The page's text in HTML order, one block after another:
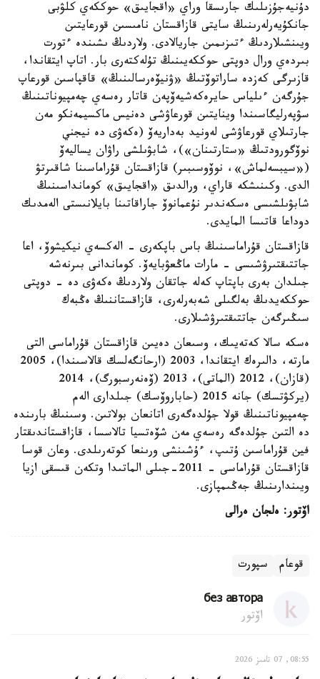
دۇنيەجۇزىلىك جارىسقا وراي «اقجايىق» حوككەي كلۋبى
جانكۇيەرلەرىنىڭ سايتى قازاقستان نامىسىن قورعايتىن
ويىنشىلاردىڭ ءتىزىمىن جاريالادى. ولاردىڭ ىشىندە ءتورت
بىردەي ورال دوپتى حوككەيىنىڭ تۇلەكتەرى بار. اتاپ ايتقاندا،
قازىرگى كەزدە ساراتوۆتىڭ «ۋنيۆەرسالىنىڭ» قاقپاسىن قورعاپ
جۇرگەن ءىلياس حايرەكەشيەۆپەن قاتار رەسەي چەمپيوناتىنىڭ
سۋپەرليگاسىندا وينايتىن قورعاۋشى دەنيس ماكسيمەنكو مەن
جارتىلاي قورعاۋشى لەونيد بەداريەۆ (ەكەۋى دە نيجني
نوۆگورودتىڭ «ستارتىنان»)، شابۋىلشى راۋان يساليەۆ
(«سيبسەلماش»، نوۆوسىبىر) قازاقستان قۇراماسىنا شاقىرتۋ
الدى. وكىنىشكە قاراي، ورالدىق «اقجايىق» كومانداسىنىڭ
شابۋىلشىسى ەسكەندىر نۇعمانوۆ جاراقاتىنا بايلانىستى الەمدىك
دوداعا قاتىسا المايدى.
قازاقستان قۇراماسىنىڭ باس باپكەرى - الەكسەي نيكيشوۆ، اعا
جاتتىقتىرۋشىسى - مارات ماڭعۋبايەۆ. كوماندانى بىرنەشە
جىلدان بەرى باپتاپ كەلە جاتقان ولاردىڭ ەكەۋى دە - دوپتى
حوككەيدىڭ بەلگىلى شەبەرلەرى، قازاقستاننىڭ ەڭبەك
سىڭىرگەن جاتتىقتىرۋشىلارى.
ەسكە سالا كەتەيىك، وسىعان دەيىن قازاقستان قۇراماسى التى
مارتە، دالىرەك ايتقاندا، 2003 (ارحانگەلسك قالاسىندا)، 2005
(قازان)، 2012 (الماتى)، 2013 (ۆەنەرسبورگ)، 2014
(يركۋتسك) جانە 2015 (حاباروۆسك) جىلدارى الەم
چەمپيوناتىنىڭ قولا جۇلدەگەرى اتانعان بولاتىن. وسىنىڭ بارىندە
دە التىن جۇلدەگە رەسەي مەن شۆەتسيا تالاسسا، قازاقستاندىقتار
فين قۇراماسىن ۇتىپ، ءۇشىنشى ورىنعا كوتەرىلدى. وعان قوسا
قازاقستان قۇراماسى - 2011-جىلى الماتىدا وتكەن قىسقى ازيا
ويىندارىنىڭ جەڭىمپازى.
اۆتور: ەلجان ەرالى
قوعام سپورت
без автора
اۆتور
08:55, 07 تامىز 2026